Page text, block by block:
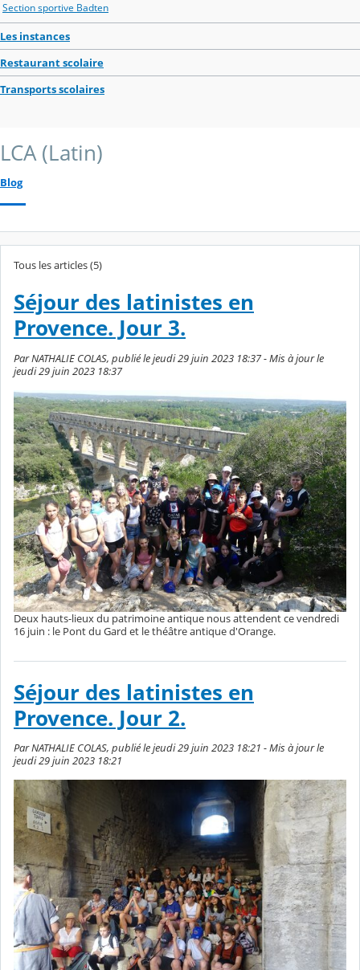
Section sportive Badten
Les instances
Restaurant scolaire
Transports scolaires
LCA (Latin)
Blog
Tous les articles (5)
Séjour des latinistes en
Provence. Jour 3.
Par NATHALIE COLAS, publié le jeudi 29 juin 2023 18:37 - Mis à jour le
jeudi 29 juin 2023 18:37
Deux hauts-lieux du patrimoine antique nous attendent ce vendredi
16 juin : le Pont du Gard et le théâtre antique d'Orange.
Séjour des latinistes en
Provence. Jour 2.
Par NATHALIE COLAS, publié le jeudi 29 juin 2023 18:21 - Mis à jour le
jeudi 29 juin 2023 18:21